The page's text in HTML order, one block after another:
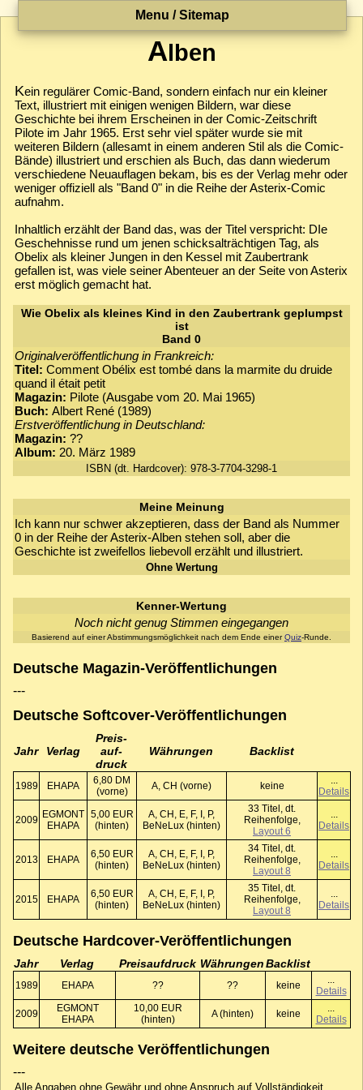
Menu / Sitemap
Alben
Kein regulärer Comic-Band, sondern einfach nur ein kleiner
Text, illustriert mit einigen wenigen Bildern, war diese
Geschichte bei ihrem Erscheinen in der Comic-Zeitschrift
Pilote im Jahr 1965. Erst sehr viel später wurde sie mit
weiteren Bildern (allesamt in einem anderen Stil als die Comic-
Bände) illustriert und erschien als Buch, das dann wiederum
verschiedene Neuauflagen bekam, bis es der Verlag mehr oder
weniger offiziell als "Band 0" in die Reihe der Asterix-Comic
aufnahm.
Inhaltlich erzählt der Band das, was der Titel verspricht: DIe
Geschehnisse rund um jenen schicksalträchtigen Tag, als
Obelix als kleiner Jungen in den Kessel mit Zaubertrank
gefallen ist, was viele seiner Abenteuer an der Seite von Asterix
erst möglich gemacht hat.
Wie Obelix als kleines Kind in den Zaubertrank geplumpst
ist
Band 0
Originalveröffentlichung in Frankreich:
Titel: Comment Obélix est tombé dans la marmite du druide
quand il était petit
Magazin: Pilote (Ausgabe vom 20. Mai 1965)
Buch: Albert René (1989)
Erstveröffentlichung in Deutschland:
Magazin: ??
Album: 20. März 1989
ISBN (dt. Hardcover): 978-3-7704-3298-1
Meine Meinung
Ich kann nur schwer akzeptieren, dass der Band als Nummer
0 in der Reihe der Asterix-Alben stehen soll, aber die
Geschichte ist zweifellos liebevoll erzählt und illustriert.
Ohne Wertung
Kenner-Wertung
Noch nicht genug Stimmen eingegangen
Basierend auf einer Abstimmungsmöglichkeit nach dem Ende einerQuiz-Runde.
Deutsche Magazin-Veröffentlichungen
---
Deutsche Softcover-Veröffentlichungen
Jahr Verlag
Preis­
auf­
druck
Währungen Backlist
1989 EHAPA
6,80 DM
(vorne)
A, CH (vorne) keine
...
Details
2009 EGMONT
EHAPA
5,00 EUR
(hinten)
A, CH, E, F, I, P,
BeNeLux (hinten)
33 Titel, dt.
Reihenfolge,
Layout 6
...
Details
2013 EHAPA
6,50 EUR
(hinten)
A, CH, E, F, I, P,
BeNeLux (hinten)
34 Titel, dt.
Reihenfolge,
Layout 8
...
Details
2015 EHAPA
6,50 EUR
(hinten)
A, CH, E, F, I, P,
BeNeLux (hinten)
35 Titel, dt.
Reihenfolge,
Layout 8
...
Details
Deutsche Hardcover-Veröffentlichungen
Jahr Verlag Preis­auf­druck WährungenBacklist
1989 EHAPA ?? ?? keine
...
Details
2009
EGMONT
EHAPA
10,00 EUR
(hinten)
A (hinten) keine
...
Details
Weitere deutsche Veröffentlichungen
---
Alle Angaben ohne Gewähr und ohne Anspruch auf Vollständigkeit.